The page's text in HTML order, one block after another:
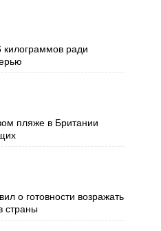
килограммов ради
пляже в Британии
о готовности возражать
страны